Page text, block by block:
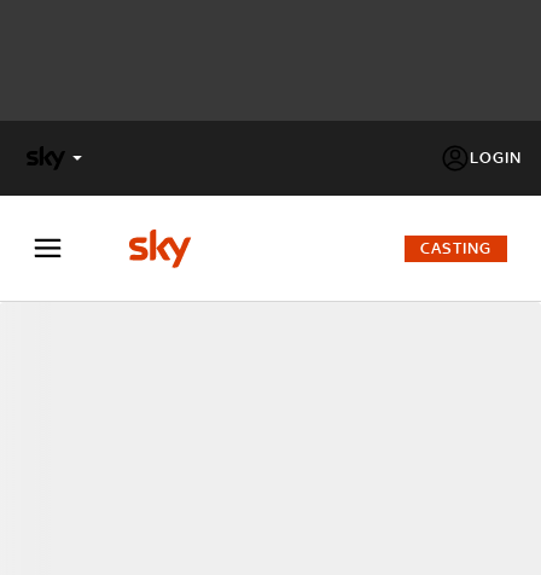
LOGIN
FACTOR
CASTING